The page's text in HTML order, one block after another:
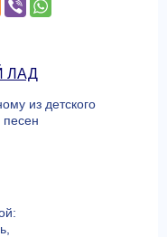
ЛАД
из детского